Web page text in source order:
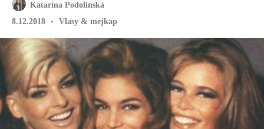
Katarína Podolinská
8.12.2018
Vlasy & mejkap